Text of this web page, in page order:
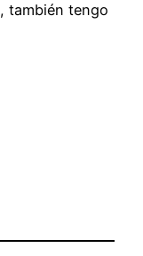
, también tengo